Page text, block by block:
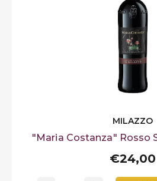
MILAZZO
"Maria Costanza" Rosso
€24,00